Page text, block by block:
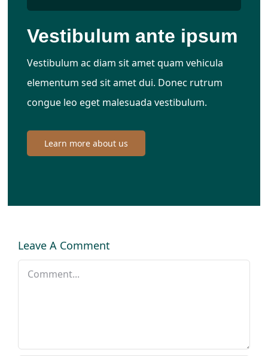
Vestibulum ante ipsum
Vestibulum ac diam sit amet quam vehicula
elementum sed sit amet dui. Donec rutrum
congue leo eget malesuada vestibulum.
Learn more about us
Leave A Comment
Comment